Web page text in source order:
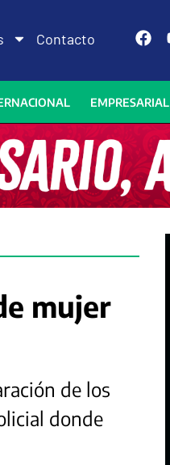
Contacto
EMPRESARIAL
mujer
de los
donde